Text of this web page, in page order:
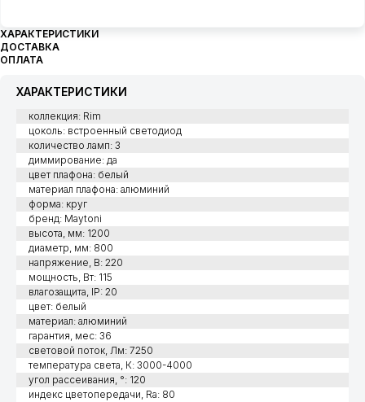
ХАРАКТЕРИСТИКИ
ДОСТАВКА
ОПЛАТА
ХАРАКТЕРИСТИКИ
коллекция: Rim
цоколь: встроенный светодиод
количество ламп: 3
диммирование: да
цвет плафона: белый
материал плафона: алюминий
форма: круг
бренд: Maytoni
высота, мм: 1200
диаметр, мм: 800
напряжение, В: 220
мощность, Вт: 115
влагозащита, IP: 20
цвет: белый
материал: алюминий
гарантия, мес: 36
световой поток, Лм: 7250
температура света, К: 3000-4000
угол рассеивания, °: 120
индекс цветопередачи, Ra: 80